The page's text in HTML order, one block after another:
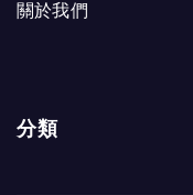
關於我們
分類